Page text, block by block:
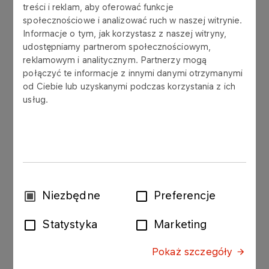
treści i reklam, aby oferować funkcje
społecznościowe i analizować ruch w naszej witrynie.
Informacje o tym, jak korzystasz z naszej witryny,
udostępniamy partnerom społecznościowym,
reklamowym i analitycznym. Partnerzy mogą
połączyć te informacje z innymi danymi otrzymanymi
od Ciebie lub uzyskanymi podczas korzystania z ich
usług.
WybórNiezbędne Preferencje
Statystyka Marketing
Pokaż szczegóły
Zarząd Polskiego Górnictwa Naftowego i
Gazownictwa SA („PGNiG”, „Spółka”) informuje,
że w dniu 6 grudnia 2016 r. rozpoczęły się
kierunkowe rozmowy prowadzone pomiędzy
potencjalnego zaangażowania kapitałowego
potencjalnego modelu współpracy pomiędzy